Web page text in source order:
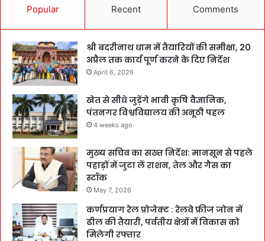
Popular Recent Comments
श्री बदरीनाथ धाम में तैयारियों की समीक्षा, 20
अप्रैल तक कार्य पूर्ण करने के दिए निर्देश
April 6, 2026
खेत से सीधे जुड़ेंगे भावी कृषि वैज्ञानिक,
पंतनगर विश्वविद्यालय की अनूठी पहल
4 weeks ago
मुख्य सचिव का सख्त निर्देश: मानसून से पहले
पहाड़ों में जुटा लें राशन, तेल और गैस का
स्टॉक
May 7, 2026
कर्णप्रयाग रेल प्रोजेक्ट : रेलवे फ्रीज जोन में
ढील की तैयारी, पर्वतीय क्षेत्रों में विकास को
मिलेगी रफ्तार